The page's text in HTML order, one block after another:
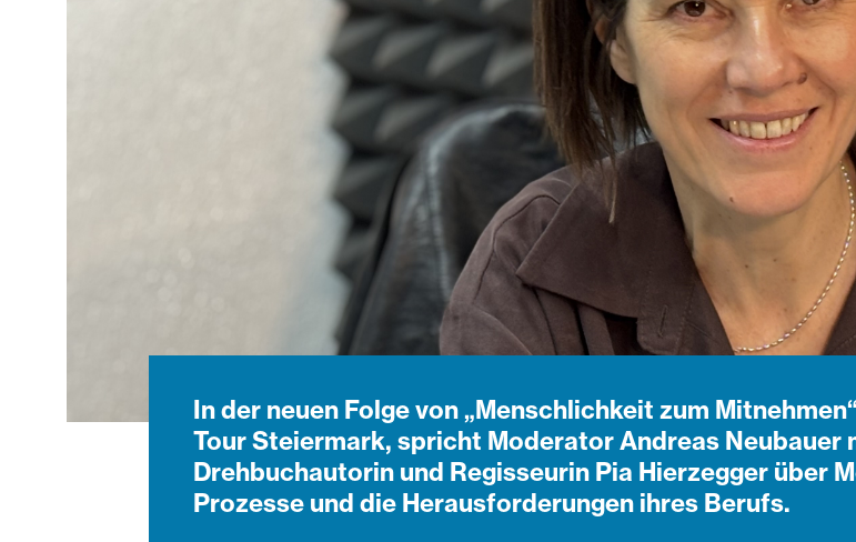
In der neuen Folge von „Menschlichkeit zum
Tour Steiermark, spricht Moderator Andreas Neubauer
Drehbuchautorin und Regisseurin Pia Hierzegger über
Prozesse und die Herausforderungen ihres Berufs.